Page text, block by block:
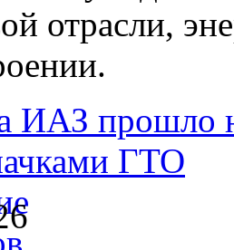
отрасли,
ИАЗ прошло
ГТО